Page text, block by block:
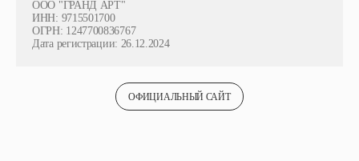
ООО "ГРАНД АРТ"
ИНН: 9715501700
ОГРН: 1247700836767
Дата регистрации: 26.12.2024
ОФИЦИАЛЬНЫЙ САЙТ